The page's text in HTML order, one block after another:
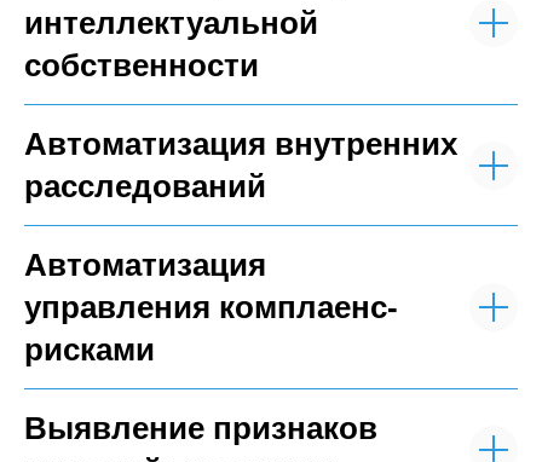
интеллектуальной
собственности
Автоматизация внутренних
расследований
Автоматизация
управления комплаенс-
рисками
Выявление признаков